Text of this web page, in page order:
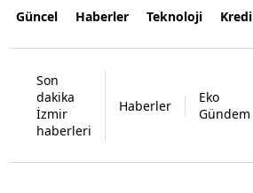
Güncel Haberler Teknoloji Kredi
Son
dakika
İzmir
haberleri
Haberler
Eko
Gündem